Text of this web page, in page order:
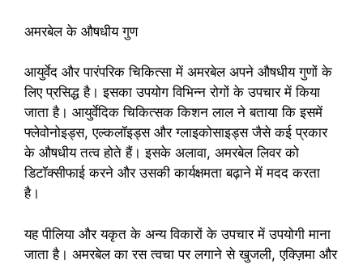
अमरबेल के औषधीय गुण
आयुर्वेद और पारंपरिक चिकित्सा में अमरबेल अपने औषधीय गुणों के
लिए प्रसिद्ध है। इसका उपयोग विभिन्न रोगों के उपचार में किया
जाता है। आयुर्वेदिक चिकित्सक किशन लाल ने बताया कि इसमें
फ्लेवोनोइड्स, एल्कलॉइड्स और ग्लाइकोसाइड्स जैसे कई प्रकार
के औषधीय तत्व होते हैं। इसके अलावा, अमरबेल लिवर को
डिटॉक्सीफाई करने और उसकी कार्यक्षमता बढ़ाने में मदद करता
है।
यह पीलिया और यकृत के अन्य विकारों के उपचार में उपयोगी माना
जाता है। अमरबेल का रस त्वचा पर लगाने से खुजली, एक्ज़िमा और